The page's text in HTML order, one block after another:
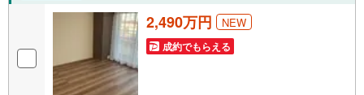
2,490万円 NEW
成約でもらえる